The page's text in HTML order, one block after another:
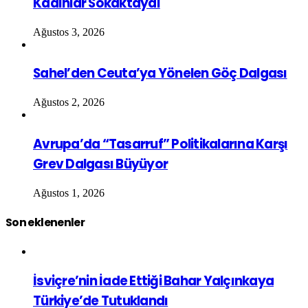
Ağustos 3, 2026
Sahel’den Ceuta’ya Yönelen Göç Dalgası
Ağustos 2, 2026
Avrupa’da “Tasarruf” Politikalarına Karşı
Grev Dalgası Büyüyor
Ağustos 1, 2026
Son eklenenler
İsviçre’nin İade Ettiği Bahar Yalçınkaya
Türkiye’de Tutuklandı